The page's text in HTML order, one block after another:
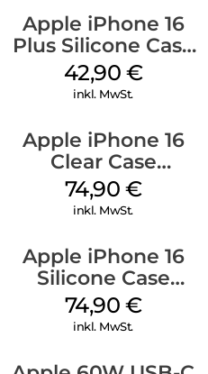
Apple iPhone 16
Plus Silicone Case
MagSafe Plum
42,90 €
inkl. MwSt.
Apple iPhone 16
Clear Case
MagSafe
Transparent
74,90 €
inkl. MwSt.
Apple iPhone 16
Silicone Case
MagSafe Lake
Green
74,90 €
inkl. MwSt.